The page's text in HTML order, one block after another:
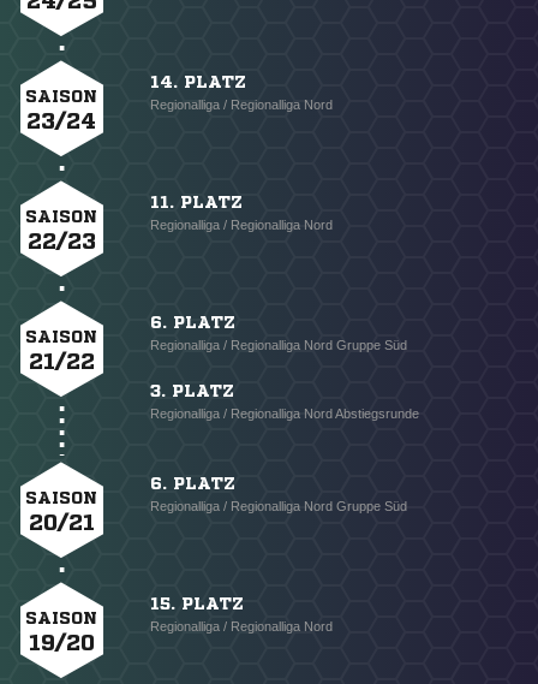
SAISON
23/24
14. PLATZ
Regionalliga / Regionalliga Nord
SAISON
22/23
11. PLATZ
Regionalliga / Regionalliga Nord
SAISON
21/22
6. PLATZ
Regionalliga / Regionalliga Nord Gruppe Süd
3. PLATZ
Regionalliga / Regionalliga Nord Abstiegsrunde
SAISON
20/21
6. PLATZ
Regionalliga / Regionalliga Nord Gruppe Süd
SAISON
19/20
15. PLATZ
Regionalliga / Regionalliga Nord